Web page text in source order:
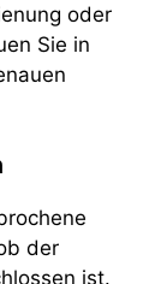
oder
Sie in
der
ist.